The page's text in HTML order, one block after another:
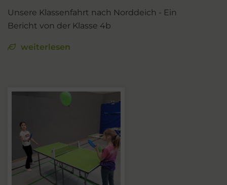
Unsere Klassenfahrt nach Norddeich - Ein
Bericht von der Klasse 4b
weiterlesen